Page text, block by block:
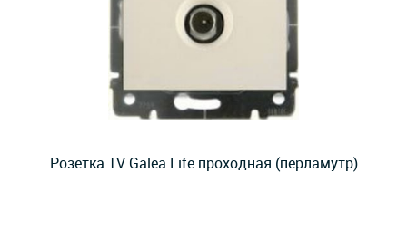
Розетка TV Galea Life проходная (перламутр)